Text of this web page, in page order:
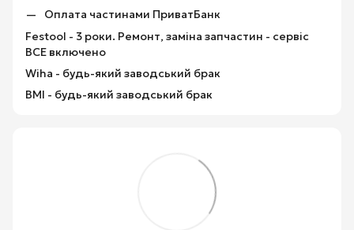
Оплата частинами ПриватБанк
Festool - 3 роки. Ремонт, заміна запчастин - сервіс
ВСЕ включено
Wiha - будь-який заводський брак
BMI - будь-який заводський брак